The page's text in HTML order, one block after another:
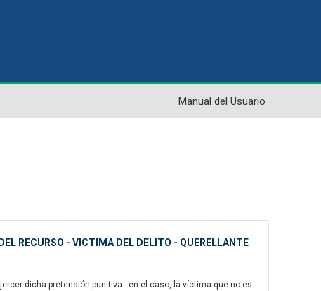
Manual del Usuario
RECURSO - VICTIMA DEL DELITO - QUERELLANTE
dicha pretensión punitiva - en el caso, la víctima que no es